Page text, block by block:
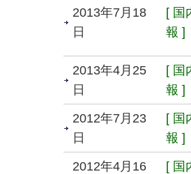
2013年7月18
日
[ 国
報 ]
2013年4月25
日
[ 国
報 ]
2012年7月23
日
[ 国
報 ]
2012年4月16
[ 国